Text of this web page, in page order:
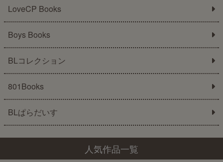
LoveCP Books
Boys Books
BLコレクション
801Books
BLぱらだいす
人気作品一覧